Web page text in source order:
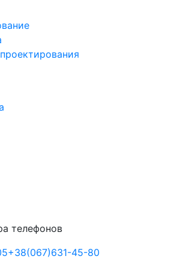
телефонов
+38(067)631-45-80